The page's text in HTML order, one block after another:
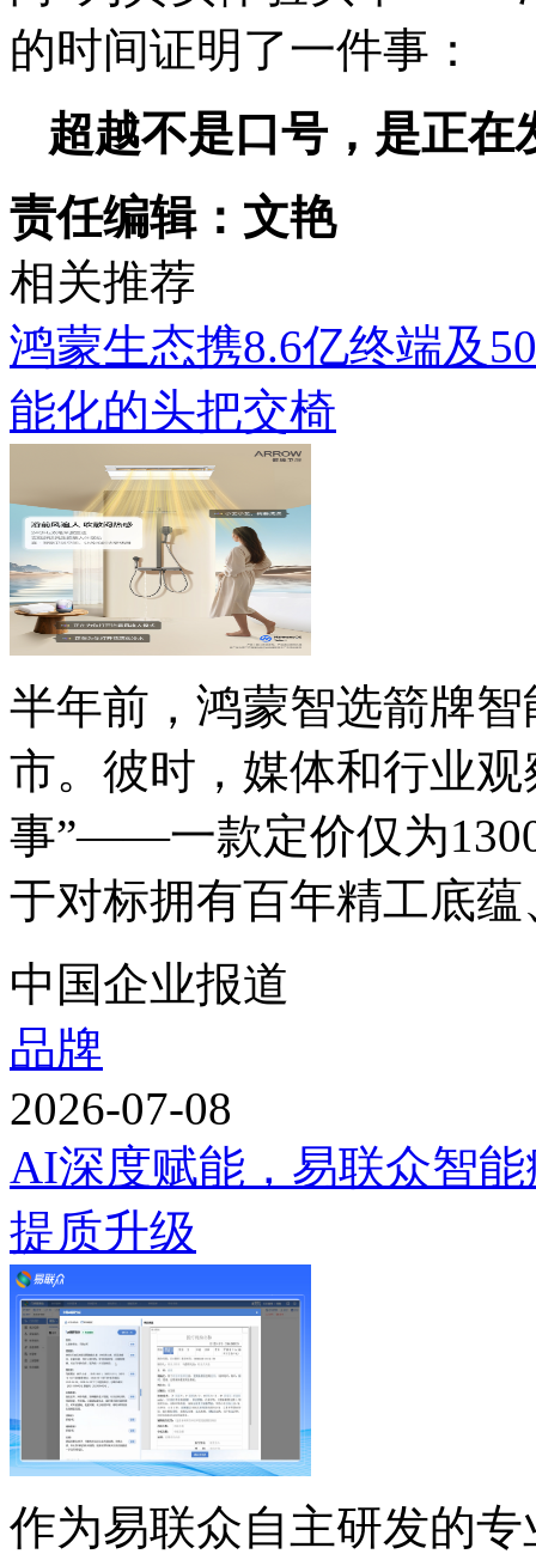
的时间证明了一件事：
超越不是口号，是正在
责任编辑：文艳
相关推荐
鸿蒙生态携8.6亿终端及
能化的头把交椅
半年前，鸿蒙智选箭牌
市。彼时，媒体和行业
事”——一款定价仅为
于对标拥有百年精工底蕴
中国企业报道
品牌
2026-07-08
AI深度赋能，易联众智
提质升级
作为易联众自主研发的